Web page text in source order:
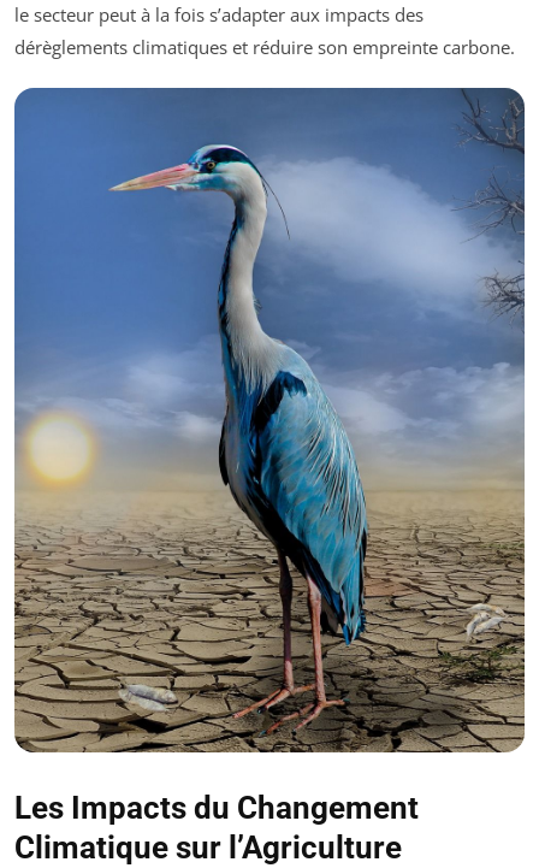
le secteur peut à la fois s’adapter aux impacts des
dérèglements climatiques et réduire son empreinte carbone.
Les Impacts du Changement
Climatique sur l’Agriculture